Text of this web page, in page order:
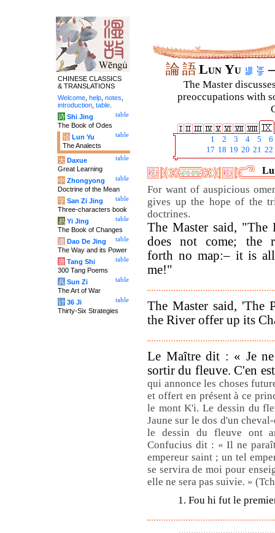
論語Lun Yu
The Master
preoccupations with
1 2 3 4 5
6
17 18 19 20 21 22
For want of auspicious
gives up the hope of the
doctrines.
The Master said, "The
does not come; the
forth no map:– it is
me!"
The Master said, 'The
the River offer up its
Le Maître dit : « Je
sortir du fleuve. C'en
qui annonce les choses
et offert en présent à ce
le mont K'i. Le dessin du
Jaune sur le dos d'un
le dessin du fleuve ont
Confucius dit : « Il ne
empereur saint ; un tel
se servira de moi pour
elle ne sera pas suivie. »
1. Fou hi fut le
CHINESE CLASSICS
& TRANSLATIONS
Welcome help notes
introduction table
table
诗 Shi Jing
The Book of Odes
table
论 Lun Yu
The Analects
table
大 Daxue
Great Learning
table
中 Zhongyong
Doctrine of the Mean
table
字 San Zi Jing
Three-characters book
table
易 Yi Jing
The Book of Changes
table
道 Dao De Jing
The Way and its Power
table
唐 Tang Shi
300 Tang Poems
table
兵 Sun Zi
The Art of War
table
计 36 Ji
Thirty-Six Strategies